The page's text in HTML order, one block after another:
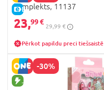
E-CENA
komplekts, 11137
23,99 €
29,99 €
Pērkot papildu preci tiešsaistē
-30%
JAUNA PRECE